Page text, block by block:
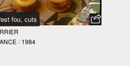
fou, cuts
/ 1984